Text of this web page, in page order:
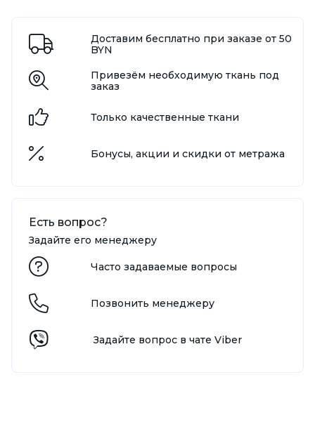
Доставим бесплатно при заказе от 50
BYN
Привезём необходимую ткань под
заказ
Только качественные ткани
Бонусы, акции и скидки от метража
Есть вопрос?
Задайте его менеджеру
Часто задаваемые вопросы
Позвонить менеджеру
Задайте вопрос в чате Viber